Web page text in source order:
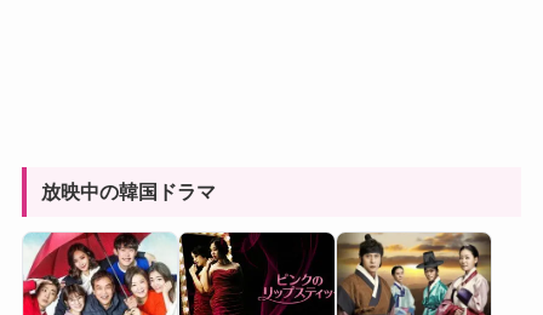
放映中の韓国ドラマ